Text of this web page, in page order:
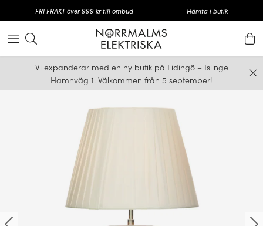
FRI FRAKT över 999 kr till ombud Hämta i butik
Vi expanderar med en ny butik på Lidingö – Islinge
Hamnväg 1. Välkommen från 5 september!